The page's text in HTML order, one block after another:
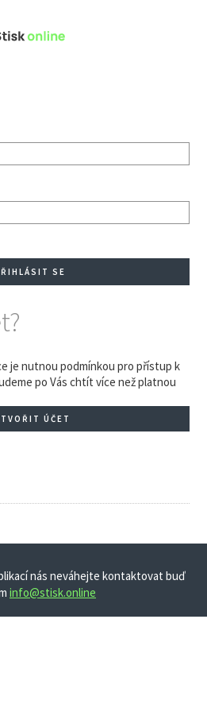
je nutnou podmínkou pro přístup k
po Vás chtít více než platnou
ÚČET
nás neváhejte kontaktovat buď
info@stisk.online